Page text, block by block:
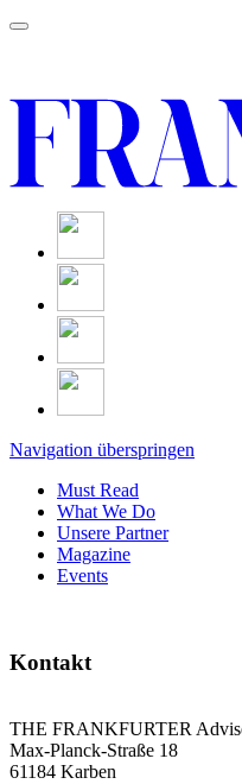
Navigation überspringen
Must Read
What We Do
Unsere Partner
Magazine
Events
Kontakt
THE FRANKFURTER
Max-Planck-Straße 18
61184 Karben